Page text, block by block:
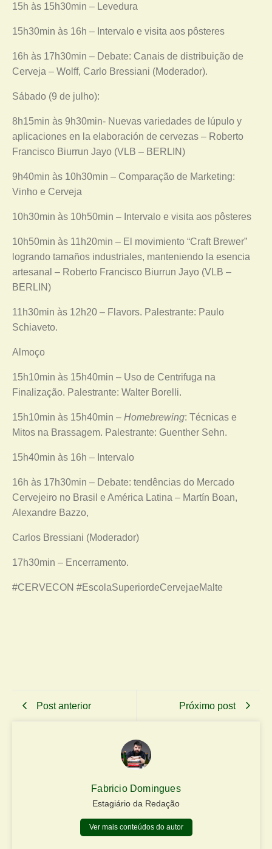
15h às 15h30min – Levedura
15h30min às 16h – Intervalo e visita aos pôsteres
16h às 17h30min – Debate: Canais de distribuição de
Cerveja – Wolff, Carlo Bressiani (Moderador).
Sábado (9 de julho):
8h15min às 9h30min- Nuevas variedades de lúpulo y
aplicaciones en la elaboración de cervezas – Roberto
Francisco Biurrun Jayo (VLB – BERLIN)
9h40min às 10h30min – Comparação de Marketing:
Vinho e Cerveja
10h30min às 10h50min – Intervalo e visita aos pôsteres
10h50min às 11h20min – El movimiento “Craft Brewer”
logrando tamaños industriales, manteniendo la esencia
artesanal – Roberto Francisco Biurrun Jayo (VLB –
BERLIN)
11h30min às 12h20 – Flavors. Palestrante: Paulo
Schiaveto.
Almoço
15h10min às 15h40min – Uso de Centrifuga na
Finalização. Palestrante: Walter Borelli.
15h10min às 15h40min – Homebrewing: Técnicas e
Mitos na Brassagem. Palestrante: Guenther Sehn.
15h40min às 16h – Intervalo
16h às 17h30min – Debate: tendências do Mercado
Cervejeiro no Brasil e América Latina – Martín Boan,
Alexandre Bazzo,
Carlos Bressiani (Moderador)
17h30min – Encerramento.
#CERVECON #EscolaSuperiordeCervejaeMalte
Post anterior Próximo post
Fabricio Domingues
Estagiário da Redação
Ver mais conteúdos do autor